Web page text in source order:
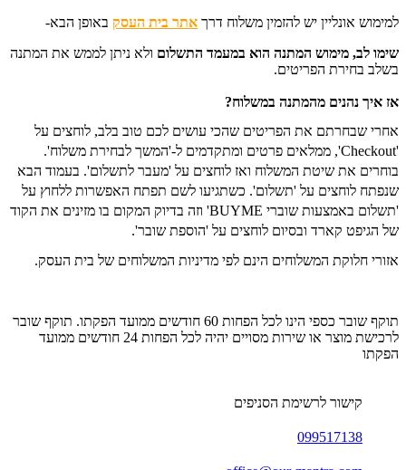
למימוש אונליין יש להזמין משלוח דרך אתר בית העסק באופן הבא-
שימו לב, מימוש המתנה הוא במעמד התשלום ולא ניתן לממש את המתנה
בשלב בחירת הפריטים.
אז איך נהנים מהמתנה במשלוח?
אחרי שבחרתם את הפריטים שהכי עושים לכם טוב בלב, לוחצים על
'Checkout', ממלאים פרטים ומתקדמים ל-'המשך לבחירת משלוח'.
בוחרים את שיטת המשלוח ואז לוחצים על 'מעבר לתשלום'. בעמוד הבא
שנפתח לוחצים על 'תשלום'. כשתגיעו לשם תפתח האפשרות ללחוץ על
'תשלום באמצעות שוברי BUYME' וזה בדיוק המקום בו מזינים את הקוד
של הגיפט קארד ובסיום לוחצים על 'הוספת שובר'.
אזורי חלוקת המשלוחים הינם לפי מדיניות המשלוחים של בית העסק.
תוקף שובר כספי הינו לכל הפחות 60 חודשים ממועד הפקתו. תוקף שובר
לרכישת מוצר או שירות מסויים יהיה לכל הפחות 24 חודשים ממועד
הפקתו
קישור לרשימת הסניפים
099517138